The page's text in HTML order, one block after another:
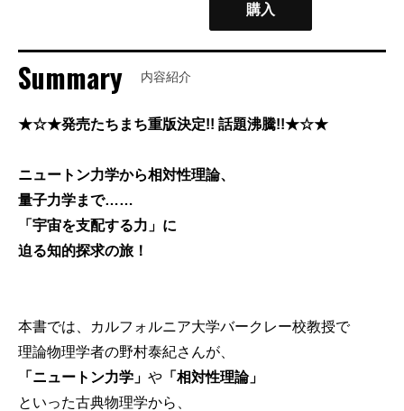
購入
Summary 内容紹介
★☆★発売たちまち重版決定!! 話題沸騰!!★☆★
ニュートン力学から相対性理論、
量子力学まで……
「宇宙を支配する力」に
迫る知的探求の旅！
本書では、カルフォルニア大学バークレー校教授で
理論物理学者の野村泰紀さんが、
「ニュートン力学」 や 「相対性理論」
といった古典物理学から、